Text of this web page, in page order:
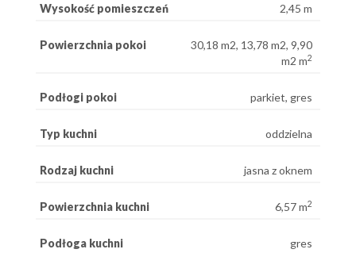
Wysokość pomieszczeń 2,45 m
Powierzchnia pokoi
30,18 m2, 13,78 m2, 9,90
m2 m2
Podłogi pokoi parkiet, gres
Typ kuchni oddzielna
Rodzaj kuchni jasna z oknem
Powierzchnia kuchni 6,57 m2
Podłoga kuchni gres